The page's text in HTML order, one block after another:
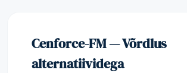
Cenforce-FM — Võrdlus
alternatiividega